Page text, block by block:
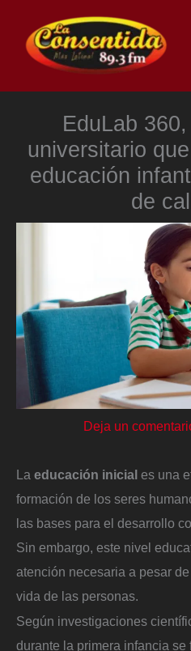
contenido
EduLab
universitario
educación
de
Deja un
La educación inicial es una
formación de los seres
las bases para el desarrollo
Sin embargo, este nivel
atención necesaria a pesar
vida de las personas.
Según investigaciones
durante la primera infancia